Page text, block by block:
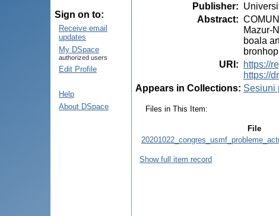
Sign on to:
Receive email
updates
My DSpace
authorized users
Edit Profile
Help
About DSpace
Publisher:
Abstract:
Mazur-
boala
URI :
https://
https://
Appears in Collections: Sesiuni
Files in This Item:
File
Show full item record